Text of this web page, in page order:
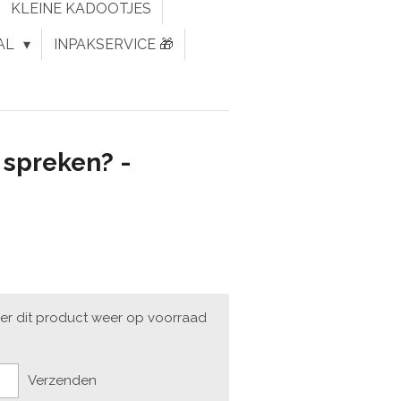
KLEINE KADOOTJES
INPAKSERVICE 🎁
-
dit product weer op voorraad
Verzenden